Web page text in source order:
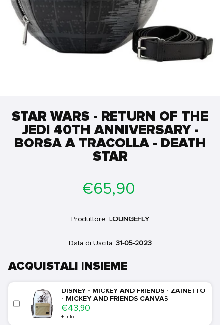
STAR WARS - RETURN OF THE
JEDI 40TH ANNIVERSARY -
BORSA A TRACOLLA - DEATH
STAR
di
€65,90
Produttore: LOUNGEFLY
Data di Uscita: 31-05-2023
ACQUISTALI INSIEME
DISNEY - MICKEY AND FRIENDS - ZAINETTO
- MICKEY AND FRIENDS CANVAS
Price
€43,90
+ info